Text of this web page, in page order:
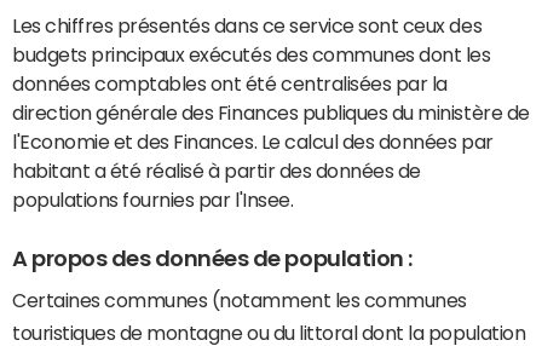
Les chiffres présentés dans ce service sont ceux des
budgets principaux exécutés des communes dont les
données comptables ont été centralisées par la
direction générale des Finances publiques du ministère de
l'Economie et des Finances. Le calcul des données par
habitant a été réalisé à partir des données de
populations fournies par l'Insee.
A propos des données de population :
Certaines communes (notamment les communes
touristiques de montagne ou du littoral dont la population